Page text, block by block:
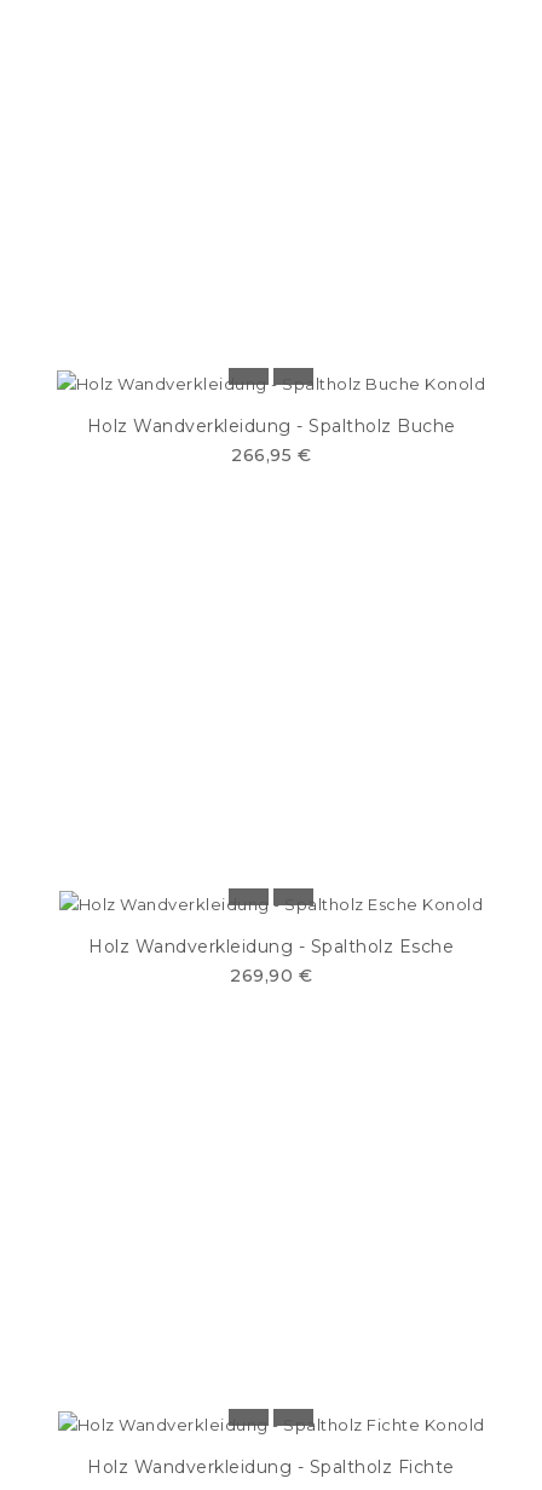
Holz Wandverkleidung - Spaltholz Buche
266,95 €
Holz Wandverkleidung - Spaltholz Esche
269,90 €
Holz Wandverkleidung - Spaltholz Fichte